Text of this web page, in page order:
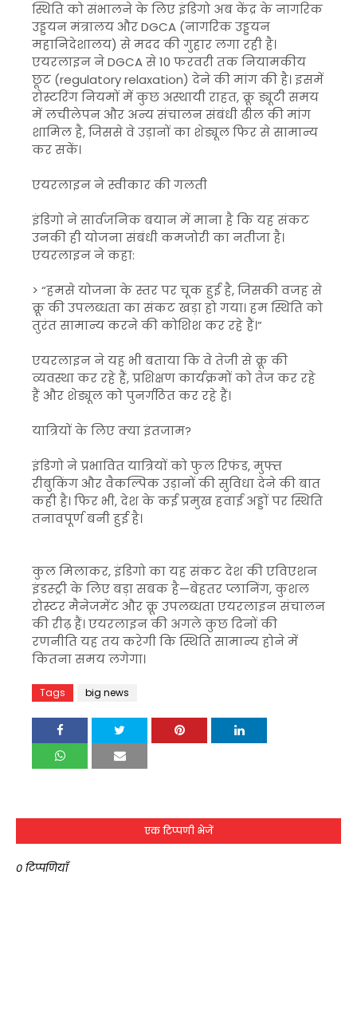
स्थिति को संभालने के लिए इंडिगो अब केंद्र के नागरिक
उड्डयन मंत्रालय और DGCA (नागरिक उड्डयन
महानिदेशालय) से मदद की गुहार लगा रही है।
एयरलाइन ने DGCA से 10 फरवरी तक नियामकीय
छूट (regulatory relaxation) देने की मांग की है। इसमें
रोस्टरिंग नियमों में कुछ अस्थायी राहत, क्रू ड्यूटी समय
में लचीलेपन और अन्य संचालन संबंधी ढील की मांग
शामिल है, जिससे वे उड़ानों का शेड्यूल फिर से सामान्य
कर सकें।
एयरलाइन ने स्वीकार की गलती
इंडिगो ने सार्वजनिक बयान में माना है कि यह संकट
उनकी ही योजना संबंधी कमजोरी का नतीजा है।
एयरलाइन ने कहा:
> “हमसे योजना के स्तर पर चूक हुई है, जिसकी वजह से
क्रू की उपलब्धता का संकट खड़ा हो गया। हम स्थिति को
तुरंत सामान्य करने की कोशिश कर रहे हैं।”
एयरलाइन ने यह भी बताया कि वे तेजी से क्रू की
व्यवस्था कर रहे हैं, प्रशिक्षण कार्यक्रमों को तेज कर रहे
हैं और शेड्यूल को पुनर्गठित कर रहे हैं।
यात्रियों के लिए क्या इंतजाम?
इंडिगो ने प्रभावित यात्रियों को फुल रिफंड, मुफ्त
रीबुकिंग और वैकल्पिक उड़ानों की सुविधा देने की बात
कही है। फिर भी, देश के कई प्रमुख हवाई अड्डों पर स्थिति
तनावपूर्ण बनी हुई है।
कुल मिलाकर, इंडिगो का यह संकट देश की एविएशन
इंडस्ट्री के लिए बड़ा सबक है—बेहतर प्लानिंग, कुशल
रोस्टर मैनेजमेंट और क्रू उपलब्धता एयरलाइन संचालन
की रीढ़ हैं। एयरलाइन की अगले कुछ दिनों की
रणनीति यह तय करेगी कि स्थिति सामान्य होने में
कितना समय लगेगा।
Tags big news
एक टिप्पणी भेजें
0 टिप्पणियाँ